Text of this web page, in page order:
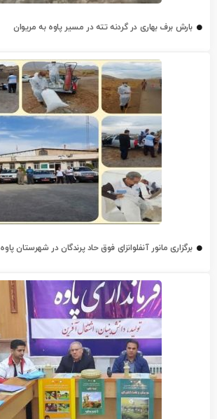
بارش برف بهاری در گردنه تته در مسیر پاوه به مریوان
برگزاری مانور آنفلوانزای فوق حاد پرندگان در شهرستان پاوه